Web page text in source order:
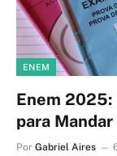
ENEM
Enem 2025:
para Mandar
Por Gabriel Aires